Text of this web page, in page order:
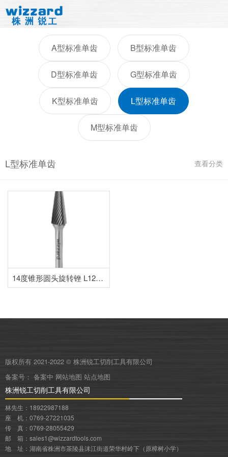
A型标准单齿 B型标准单齿
D型标准单齿 G型标准单齿
K型标准单齿 L型标准单齿
M型标准单齿
L型标准单齿 查看分类
14度锥形圆头旋转锉 L1230P06
版权所有 2021-2022 © 株洲锐工切削工具有限公司
备案号： 备案中 网站地图 站点地图
株洲锐工切削工具有限公司
林先生：18922987188
座 机：0769-27221035
传 真：0769-28055429
邮 箱：sales1@wizzardtools.com
地 址：湖南省株洲市茶陵县洣江街道荣华村岭下（原樟树小学）